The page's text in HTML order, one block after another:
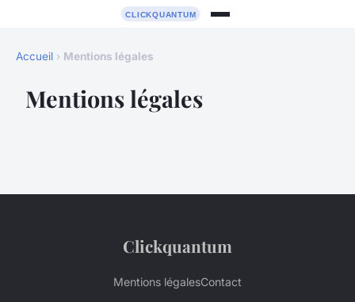
Accueil › Mentions légales
Mentions légales
Clickquantum
Mentions légalesContact